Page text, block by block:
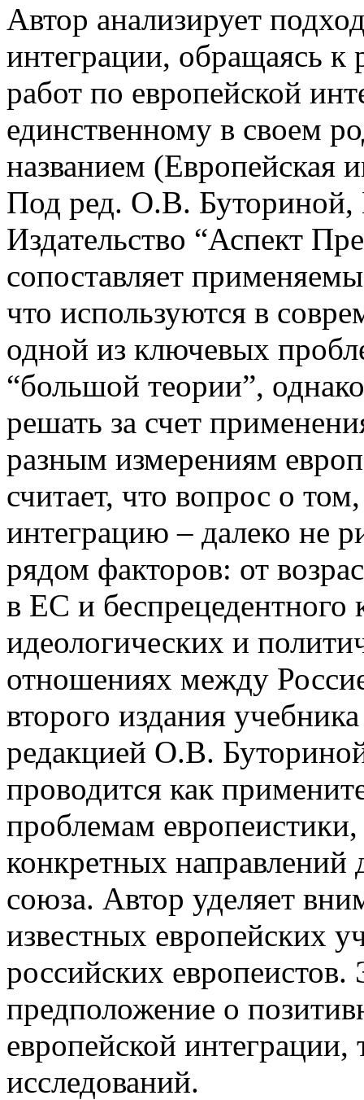
Автор анализирует
интеграции, обращаясь к
работ по европейской
единственному в своем
названием (Европейская
Под ред. О.В.
Издательство “Аспект
сопоставляет
что используются в
одной из ключевых
“большой теории”,
решать за счет
разным измерениям
считает, что вопрос о
интеграцию – далеко не
рядом факторов: от
в ЕС и беспрецедентного
идеологических и
отношениях между
второго издания
редакцией О.В.
проводится как
проблемам
конкретных направлений
союза. Автор уделяет
известных европейских
российских европеистов.
предположение о
европейской интеграции,
исследований.